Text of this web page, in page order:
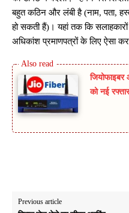
बहुत कठिन और लंबी है (नाम, पता,
हो सकती हैं)। यहां तक ​​कि
अधिकांश प्रमाणपत्रों के लिए ऐसा
जियोफाइबर
को नई रफ्तार
Previous article